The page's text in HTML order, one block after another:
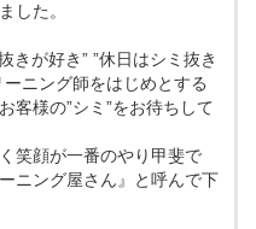
した。
きが好き” ”休日はシミ抜き
ニング師をはじめとする
客様の”シミ”をお待ちして
笑顔が一番のやり甲斐で
ニング屋さん』と呼んで下